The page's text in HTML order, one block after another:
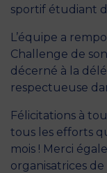
sportif étudiant
L’équipe a
Challenge de
décerné à la
respectueuse
Félicitations à
tous les efforts
mois ! Merci
organisatrices